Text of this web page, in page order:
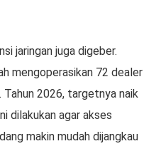
jaringan juga digeber.
mengoperasikan 72 dealer
Tahun 2026, targetnya naik
dilakukan agar akses
makin mudah dijangkau